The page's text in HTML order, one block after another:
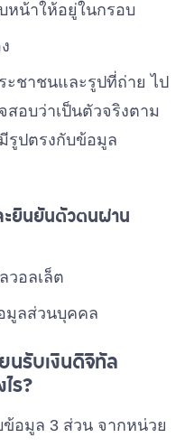
หน้าให้อยู่ในกรอบ
ะชาชนและรูปที่ถ่าย ไป
สอบว่าเป็นตัวจริงตาม
รูปตรงกับข้อมูล
ะยืนยันตัวตนผ่าน
วอลเล็ต
มูลส่วนบุคคล
นรับเงินดิจิทัล
ร?
อมูล 3 ส่วน จากหน่วย